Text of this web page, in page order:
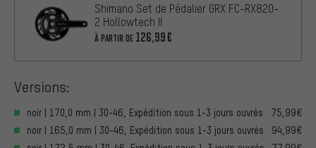
Shimano Set de Pédalier GRX FC-RX820-
2 Hollowtech II
À PARTIR DE 126,99€
Versions:
noir | 170,0 mm | 30-46, Expédition sous 1-3 jours ouvrés
75,99€
noir | 165,0 mm | 30-46, Expédition sous 1-3 jours ouvrés
94,99€